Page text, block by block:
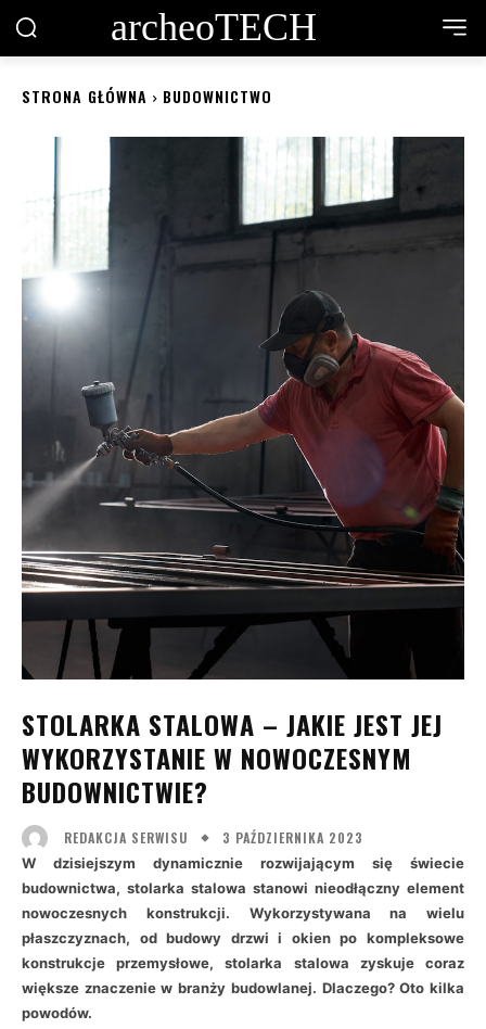
archeoTECH
STRONA GŁÓWNA BUDOWNICTWO
STOLARKA STALOWA – JAKIE JEST JEJ
WYKORZYSTANIE W NOWOCZESNYM
BUDOWNICTWIE?
REDAKCJA SERWISU 3 PAŹDZIERNIKA 2023
W dzisiejszym dynamicznie rozwijającym się świecie
budownictwa, stolarka stalowa stanowi nieodłączny element
nowoczesnych konstrukcji. Wykorzystywana na wielu
płaszczyznach, od budowy drzwi i okien po kompleksowe
konstrukcje przemysłowe, stolarka stalowa zyskuje coraz
większe znaczenie w branży budowlanej. Dlaczego? Oto kilka
powodów.